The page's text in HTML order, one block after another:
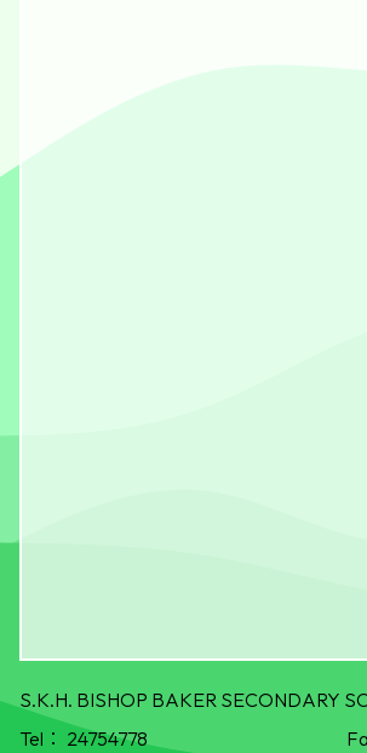
S.K.H. BISHOP BAKER SECONDARY
Tel： 24754778